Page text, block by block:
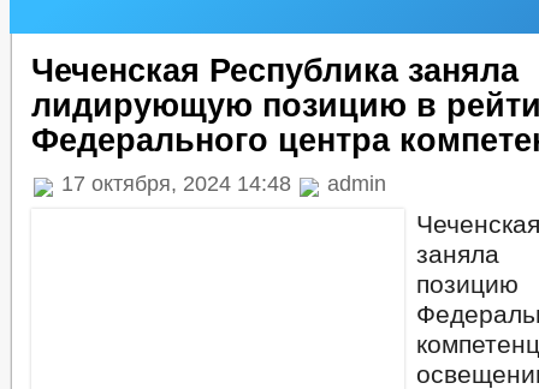
Чеченская Республика заняла
лидирующую позицию в
Федерального центра
17 октября, 2024 14:48 admin